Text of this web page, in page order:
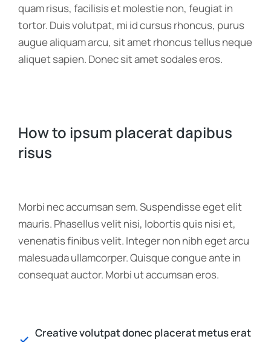
quam risus, facilisis et molestie non, feugiat in
tortor. Duis volutpat, mi id cursus rhoncus, purus
augue aliquam arcu, sit amet rhoncus tellus neque
aliquet sapien. Donec sit amet sodales eros.
How to ipsum placerat dapibus
risus
Morbi nec accumsan sem. Suspendisse eget elit
mauris. Phasellus velit nisi, lobortis quis nisi et,
venenatis finibus velit. Integer non nibh eget arcu
malesuada ullamcorper. Quisque congue ante in
consequat auctor. Morbi ut accumsan eros.
Creative volutpat donec placerat metus erat